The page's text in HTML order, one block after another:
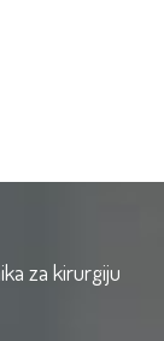
za kirurgiju